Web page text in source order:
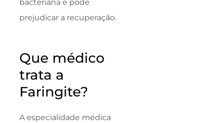
bacteriana e pode
prejudicar a recuperação.
Que médico
trata a
Faringite?
A especialidade médica